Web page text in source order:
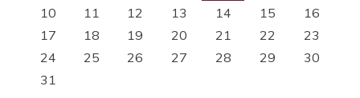
10
11 12 13 14 15
16
17
18 19 20 21 22
23
24
25 26 27 28 29
30
31